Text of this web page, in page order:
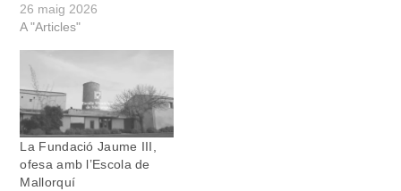
26 maig 2026
A "Articles"
La Fundació Jaume III,
ofesa amb l’Escola de
Mallorquí